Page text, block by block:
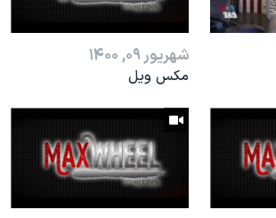
جایزه نوبل صلح
آمریکا «سی‌پک»
به چین
شهریور ۰۹, ۱۴۰۰
مکس ویل